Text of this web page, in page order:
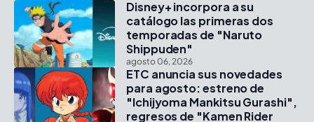
Disney+ incorpora a su
catálogo las primeras dos
temporadas de "Naruto
Shippuden"
agosto 06, 2026
ETC anuncia sus novedades
para agosto: estreno de
"Ichijyoma Mankitsu Gurashi",
regresos de "Kamen Rider